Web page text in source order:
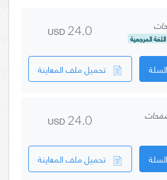
اللغة المرجعية USD 24.0
تحميل ملف المعاينة
USD 24.0
تحميل ملف المعاينة